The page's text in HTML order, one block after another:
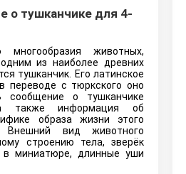
о тушканчике для 4-
многообразия животных,
из наиболее древних
тушканчик. Его латинское
переводе с тюркского оно
сообщение о тушканчике
также информация об
образа жизни этого
Внешний вид животного
строению тела, зверёк
в миниатюре, длинные уши